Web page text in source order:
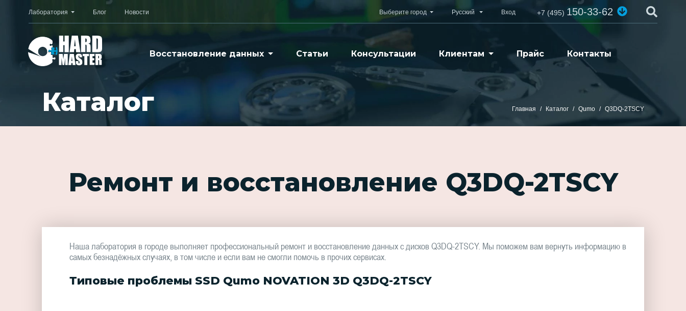
Восстановление данных Статьи Консультации Клиентам Прайс Контакты
Лаборатория Блог Новости Выберите город Русский Вход +7 (495)150-33-62
Каталог Главная Каталог Qumo Q3DQ-2TSCY
Ремонт и восстановление Q3DQ-2TSCY
Наша лаборатория в городе выполняет профессиональный ремонт и восстановление данных с дисков Q3DQ-2TSCY. Мы поможем вам вернуть информацию в
самых безнадёжных случаях, в том числе и если вам не смогли помочь в прочих сервисах.
Типовые проблемы SSD Qumo NOVATION 3D Q3DQ-2TSCY